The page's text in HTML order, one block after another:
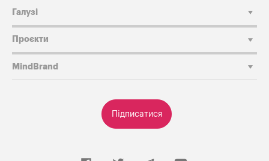
Підписатися
Галузі
Проєкти
MindBrand